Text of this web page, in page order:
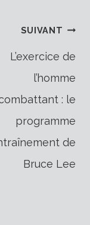
SUIVANT
L’exercice de
l’homme
: le
programme
de
Bruce Lee